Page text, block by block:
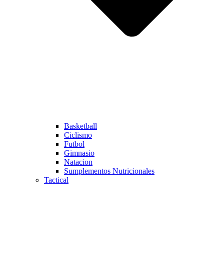
Basketball
Ciclismo
Futbol
Gimnasio
Natacion
Sumplementos Nutricionales
Tactical